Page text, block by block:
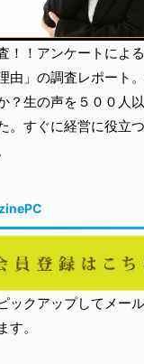
！！アンケートによ
由」の調査レポート
？生の声を５００人
。すぐに経営に役立
ックアップしてメー
す。